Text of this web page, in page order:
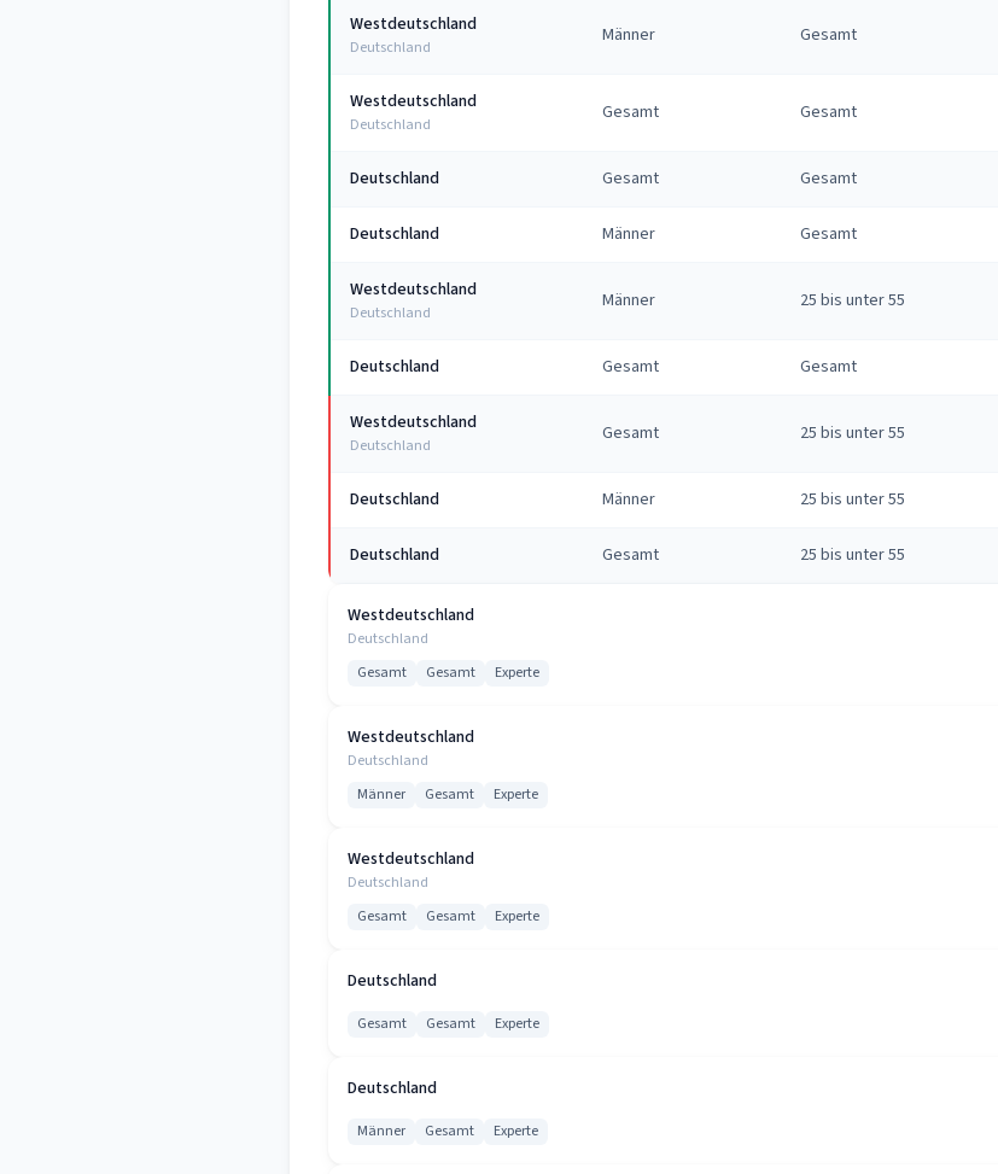
Westdeutschland
Deutschland
Männer Gesamt
Westdeutschland
Deutschland
Gesamt Gesamt
Deutschland Gesamt Gesamt
Deutschland Männer Gesamt
Westdeutschland
Deutschland
Männer 25 bis unter 55
Deutschland Gesamt Gesamt
Westdeutschland
Deutschland
Gesamt 25 bis unter 55
Deutschland Männer 25 bis unter 55
Deutschland Gesamt 25 bis unter 55
Westdeutschland
Deutschland
Gesamt Gesamt Experte
Westdeutschland
Deutschland
Männer Gesamt Experte
Westdeutschland
Deutschland
Gesamt Gesamt Experte
Deutschland
Gesamt Gesamt Experte
Deutschland
Männer Gesamt Experte